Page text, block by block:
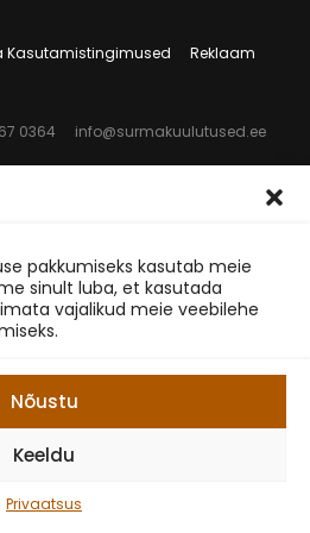
pakkumiseks kasutab meie
sinult luba, et kasutada
vajalikud meie veebilehe
Nõustu
Keeldu
Privaatsus
Kasutamistingimused Reklaam
0364 info@surmakuulutused.ee